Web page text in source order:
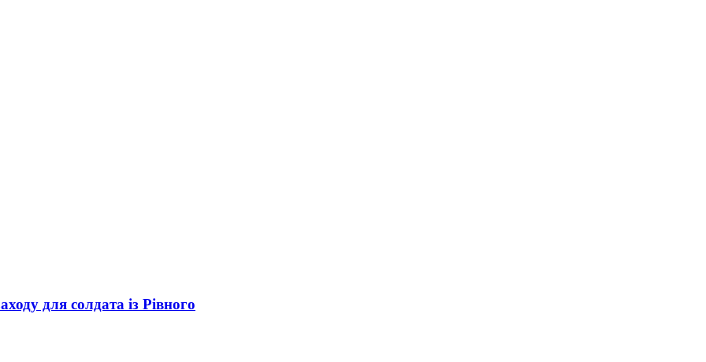
для солдата із Рівного